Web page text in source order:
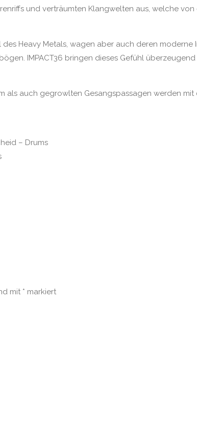
und verträumten Klangwelten aus, welche
Heavy Metals, wagen aber auch deren
IMPACT36 bringen dieses Gefühl
auch gegrowlten Gesangspassagen werden
– Drums
mit * markiert